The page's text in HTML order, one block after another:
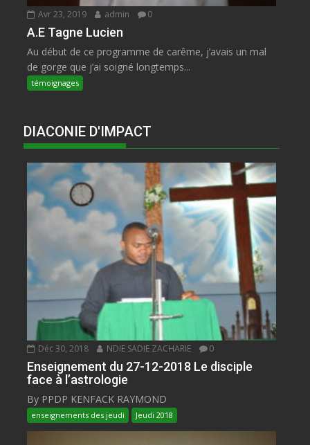
Avr 23, 2019 admin 0
A.E Tagne Lucien
Au début de ce programme de carême, j’avais un mal
de gorge que j’ai soigné longtemps...
témoignages
DIACONIE D'IMPACT
Déc 30, 2018 NDIE SADIE ZACHARIE 0
Enseignement du 27-12-2018 Le disciple
face à l’astrologie
By PPDP KENFACK RAYMOND
enseignements des jeudi Jeudi 2018